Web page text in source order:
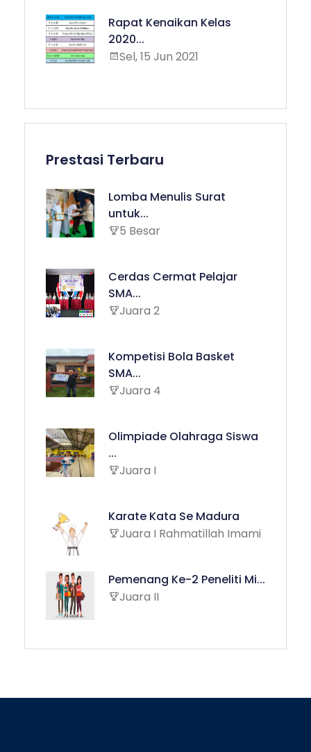
Rapat Kenaikan Kelas
2020...
Sel, 15 Jun 2021
Prestasi Terbaru
Lomba Menulis Surat
untuk...
5 Besar
Cerdas Cermat Pelajar
SMA...
Juara 2
Kompetisi Bola Basket
SMA...
Juara 4
Olimpiade Olahraga Siswa
...
Juara I
Karate Kata Se Madura
Juara I Rahmatillah Imami
Pemenang Ke-2 Peneliti Mi...
Juara II